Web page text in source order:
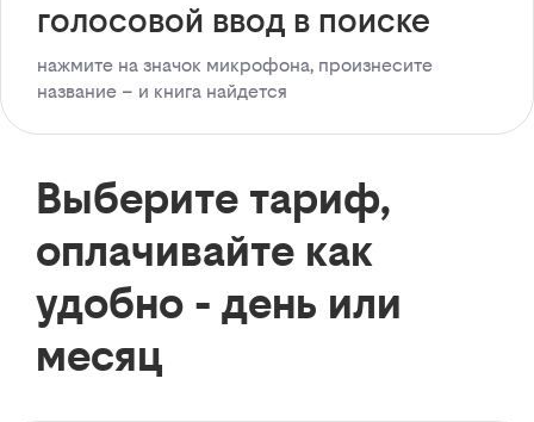
голосовой ввод в поиске
нажмите на значок микрофона, произнесите
название – и книга найдется
Выберите тариф,
оплачивайте как
удобно - день или
месяц